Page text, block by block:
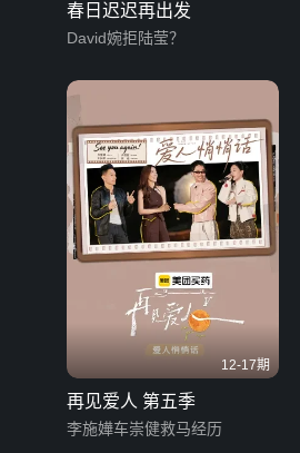
春日迟迟再出发
David婉拒陆莹？
12-17期
再见爱人 第五季
李施嬅车崇健救马经历